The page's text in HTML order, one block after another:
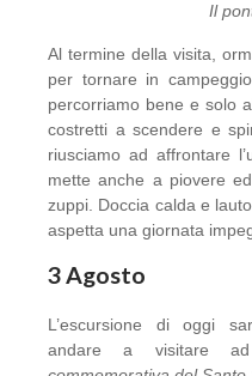
Il
Al termine della visita,
per tornare in
percorriamo bene e solo
costretti a scendere e
riusciamo ad affrontare
mette anche a piovere
zuppi. Doccia calda e
aspetta una giornata
3 Agosto
L’escursione di oggi
andare a visitare